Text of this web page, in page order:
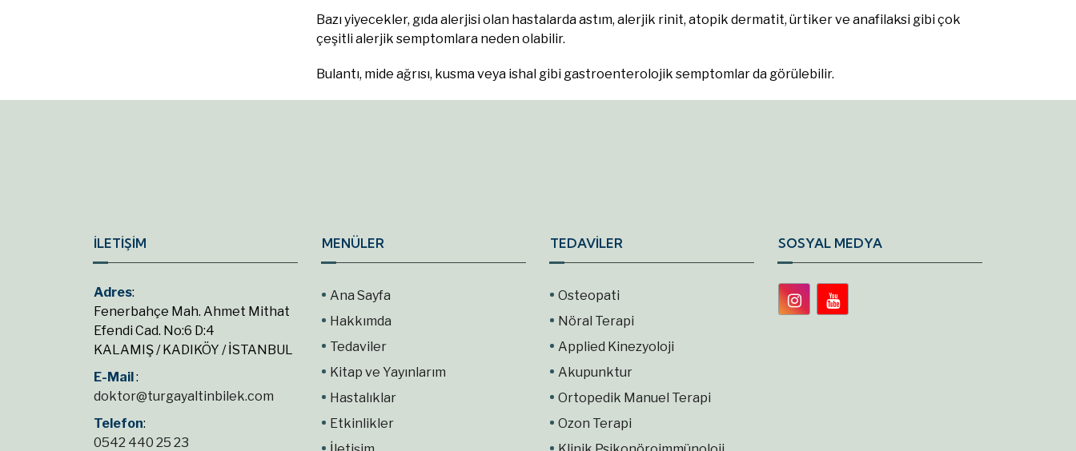
Bazı yiyecekler, gıda alerjisi olan hastalarda astım, alerjik rinit, atopik dermatit, ürtiker ve anafilaksi gibi çok
çeşitli alerjik semptomlara neden olabilir.
Bulantı, mide ağrısı, kusma veya ishal gibi gastroenterolojik semptomlar da görülebilir.
İLETİŞİM
Adres:
Fenerbahçe Mah. Ahmet Mithat
Efendi Cad. No:6 D:4
KALAMIŞ / KADIKÖY / İSTANBUL
E-Mail:
doktor@turgayaltinbilek.com
Telefon:
0542 440 25 23
MENÜLER
Ana Sayfa
Hakkımda
Tedaviler
Kitap ve Yayınlarım
Hastalıklar
Etkinlikler
TEDAVİLER
Osteopati
Nöral Terapi
Applied Kinezyoloji
Akupunktur
Ortopedik Manuel Terapi
Ozon Terapi
SOSYAL MEDYA